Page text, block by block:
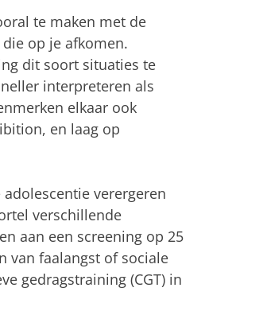
te maken met de
op je afkomen.
dit soort situaties te
interpreteren als
elkaar ook
en laag op
verergeren
verschillende
aan een screening op 25
van faalangst of sociale
gedragstraining (CGT) in